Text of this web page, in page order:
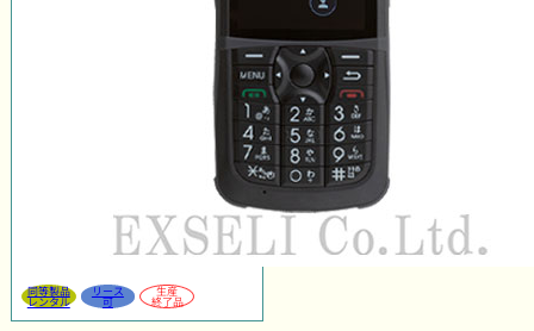
同等製品
レンタル
リース
可
生産
終了品